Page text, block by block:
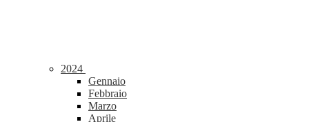
2024
Gennaio
Febbraio
Marzo
Aprile